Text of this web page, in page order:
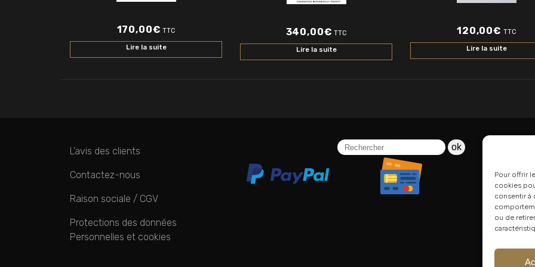
Pour offrir
cookies
consentir à
ou de
170,00€ TTC
Lire la suite
340,00€ TTC
Lire la suite
120,00€ TTC
Lire la suite
L’avis des clients
Contactez-nous
Raison sociale / CGV
Protections des données
Personnelles et cookies
ok